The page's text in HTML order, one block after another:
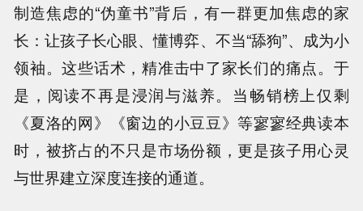
制造焦虑的“伪童书”背后，有一群更加焦虑的家
长：让孩子长心眼、懂博弈、不当“舔狗”、成为小
领袖。这些话术，精准击中了家长们的痛点。于
是，阅读不再是浸润与滋养。当畅销榜上仅剩
《夏洛的网》《窗边的小豆豆》等寥寥经典读本
时，被挤占的不只是市场份额，更是孩子用心灵
与世界建立深度连接的通道。